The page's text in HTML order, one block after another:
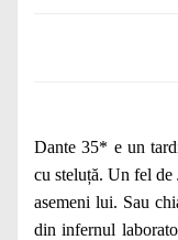
Dante 35* e un
cu steluță. Un fel
asemeni lui. Sau
din infernul